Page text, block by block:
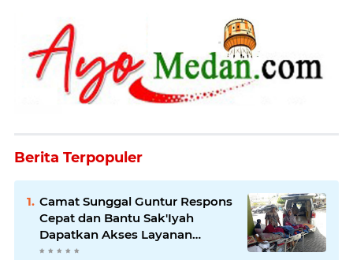
Berita Terpopuler
Camat Sunggal Guntur Respons
Cepat dan Bantu Sak'Iyah
Dapatkan Akses Layanan
Kesehatan